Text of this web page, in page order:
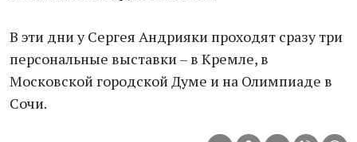
В эти дни у Сергея Андрияки проходят сразу три
персональные выставки – в Кремле, в
Московской городской Думе и на Олимпиаде в
Сочи.